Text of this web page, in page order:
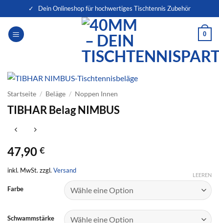
Inhalt
springen
✓ Dein Onlineshop für hochwertiges Tischtennis Zubehör
0
Startseite / Beläge / Noppen Innen
TIBHAR Belag NIMBUS
47,90 €
inkl. MwSt. zzgl. Versand
Farbe
Schwammstärke
LEEREN